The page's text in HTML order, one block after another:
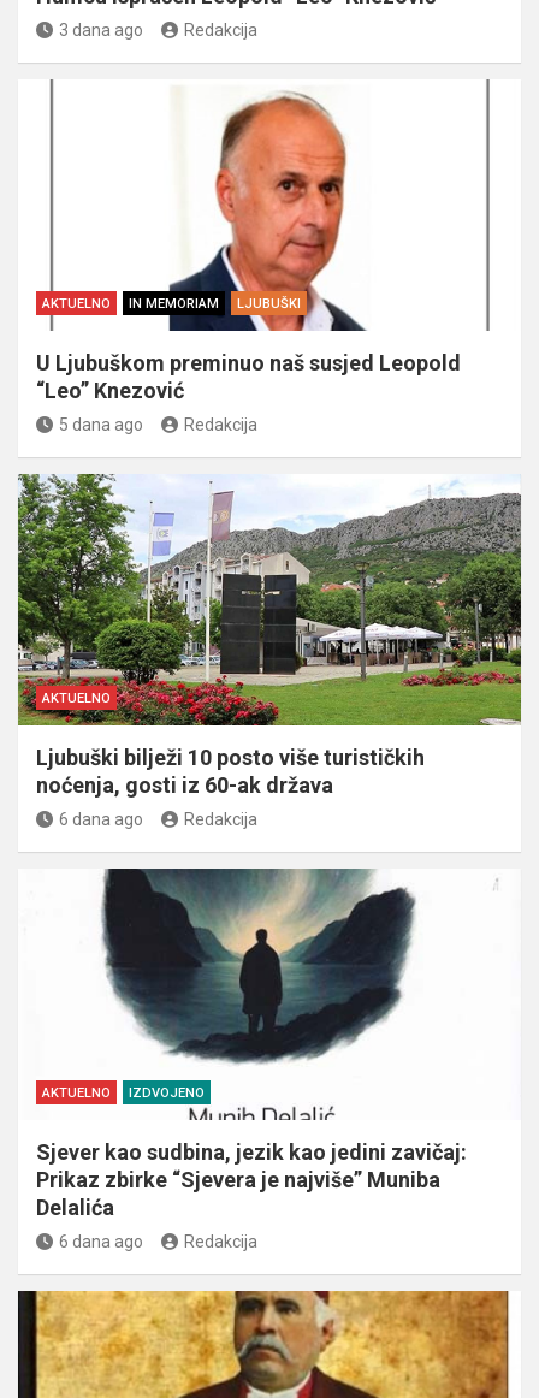
3 dana ago Redakcija
AKTUELNO IN MEMORIAM LJUBUŠKI
U Ljubuškom preminuo naš susjed Leopold
“Leo” Knezović
5 dana ago Redakcija
AKTUELNO
Ljubuški bilježi 10 posto više turističkih
noćenja, gosti iz 60-ak država
6 dana ago Redakcija
AKTUELNO IZDVOJENO
Sjever kao sudbina, jezik kao jedini zavičaj:
Prikaz zbirke “Sjevera je najviše” Muniba
Delalića
6 dana ago Redakcija